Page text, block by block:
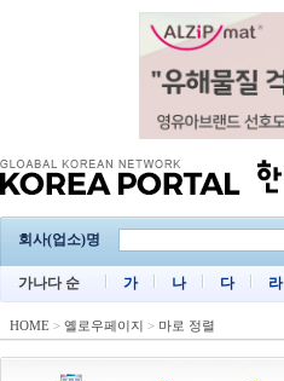
회사(업소)명
가나다 순 가 나 다 라
HOME > 옐로우페이지 > 마로 정렬